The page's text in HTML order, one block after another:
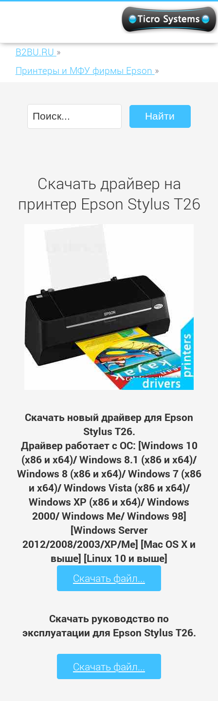
B2BU.RU »
Принтеры и МФУ фирмы Epson »
Скачать драйвер на
принтер Epson Stylus T26
Скачать новый драйвер для Epson
Stylus T26.
Драйвер работает с ОС: [Windows 10
(x86 и x64)/ Windows 8.1 (x86 и x64)/
Windows 8 (x86 и x64)/ Windows 7 (x86
и x64)/ Windows Vista (x86 и x64)/
Windows XP (x86 и x64)/ Windows
2000/ Windows Me/ Windows 98]
[Windows Server
2012/2008/2003/XP/Me] [Mac OS X и
выше] [Linux 10 и выше]
Скачать файл...
Скачать руководство по
эксплуатации для Epson Stylus T26.
Скачать файл...